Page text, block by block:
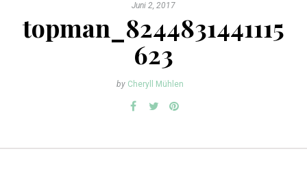
Juni 2, 2017
topman_8244831441115
623
by Cheryll Mühlen